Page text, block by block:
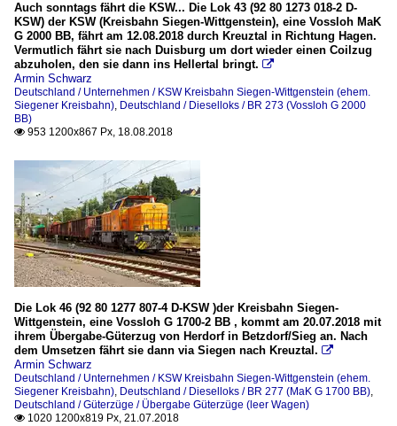
Auch sonntags fährt die KSW... Die Lok 43 (92 80 1273 018-2 D-
KSW) der KSW (Kreisbahn Siegen-Wittgenstein), eine Vossloh MaK
G 2000 BB, fährt am 12.08.2018 durch Kreuztal in Richtung Hagen.
Vermutlich fährt sie nach Duisburg um dort wieder einen Coilzug
abzuholen, den sie dann ins Hellertal bringt. 
Armin Schwarz
Deutschland / Unternehmen / KSW Kreisbahn Siegen-Wittgenstein (ehem.
Siegener Kreisbahn), Deutschland / Dieselloks / BR 273 (Vossloh G 2000
BB)
 953 1200x867 Px, 18.08.2018
Die Lok 46 (92 80 1277 807-4 D-KSW )der Kreisbahn Siegen-
Wittgenstein, eine Vossloh G 1700-2 BB , kommt am 20.07.2018 mit
ihrem Übergabe-Güterzug von Herdorf in Betzdorf/Sieg an. Nach
dem Umsetzen fährt sie dann via Siegen nach Kreuztal. 
Armin Schwarz
Deutschland / Unternehmen / KSW Kreisbahn Siegen-Wittgenstein (ehem.
Siegener Kreisbahn), Deutschland / Dieselloks / BR 277 (MaK G 1700 BB),
Deutschland / Güterzüge / Übergabe Güterzüge (leer Wagen)
 1020 1200x819 Px, 21.07.2018